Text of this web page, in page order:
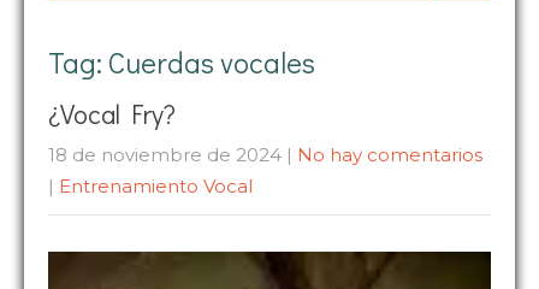
Tag: Cuerdas vocales
¿Vocal Fry?
18 de noviembre de 2024 | No hay comentarios
| Entrenamiento Vocal